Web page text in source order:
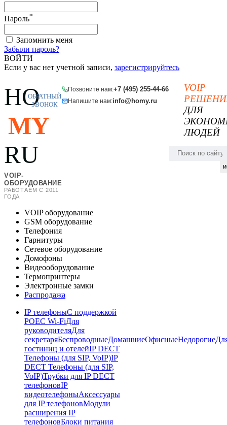
Пароль*
Запомнить меня
Забыли пароль?
ВОЙТИ
Если у вас нет учетной записи, зарегистрируйтесь
HO
MY
RU
VOIP-
ОБОРУДОВАНИЕ
РАБОТАЕМ С 2011
ГОДА
Позвоните нам:+7 (495) 255-44-66
Напишите нам:info@homy.ru
ОБРАТНЫЙ
ЗВОНОК
VOIP
ДЛЯ
ЛЮДЕЙ
VOIP оборудование
GSM оборудование
Телефония
Гарнитуры
Сетевое оборудование
Домофоны
Видеооборудование
Термопринтеры
Электронные замки
Распродажа
IP телефоныС поддержкой
POEC Wi-FiДля
руководителяДля
секретаряБеспроводныеДомашниеОфисныеНедорогие
гостиниц и отелейIP DECT
Телефоны (для SIP, VoIP)IP
DECT Телефоны (для SIP,
VoIP)Трубки для IP DECT
телефоновIP
видеотелефоныАксессуары
для IP телефоновМодули
расширения IP
телефоновБлоки питания